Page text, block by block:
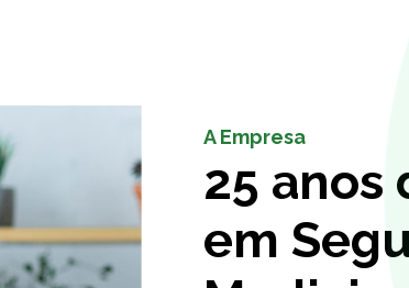
A Empresa
25 anos
em